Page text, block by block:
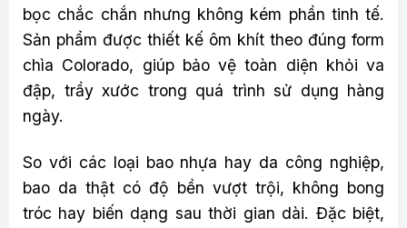
bọc chắc chắn nhưng không kém phần tinh tế.
Sản phẩm được thiết kế ôm khít theo đúng form
chìa Colorado, giúp bảo vệ toàn diện khỏi va
đập, trầy xước trong quá trình sử dụng hàng
ngày.
So với các loại bao nhựa hay da công nghiệp,
bao da thật có độ bền vượt trội, không bong
tróc hay biến dạng sau thời gian dài. Đặc biệt,